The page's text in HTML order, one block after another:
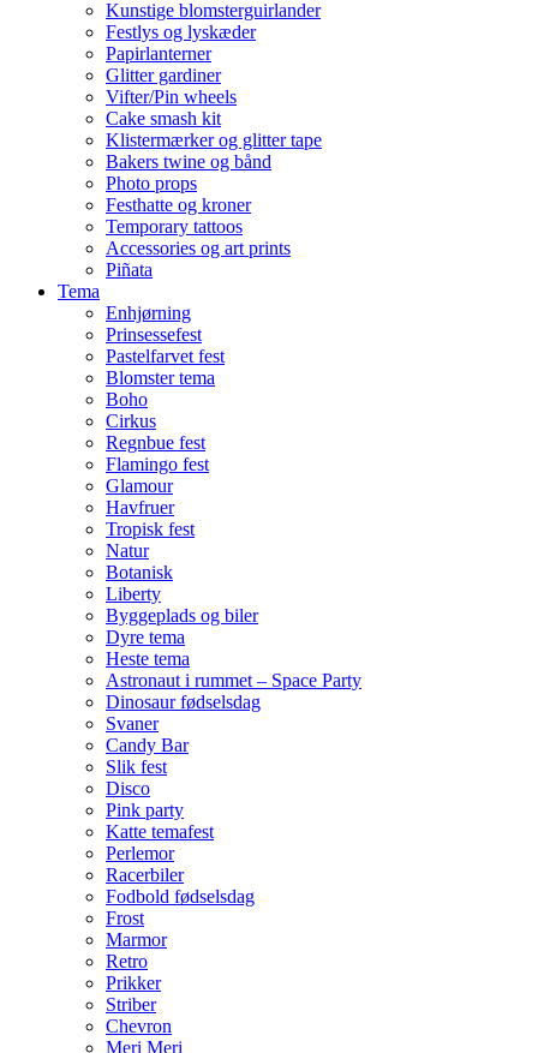
Kunstige blomsterguirlander
Festlys og lyskæder
Papirlanterner
Glitter gardiner
Vifter/Pin wheels
Cake smash kit
Klistermærker og glitter tape
Bakers twine og bånd
Photo props
Festhatte og kroner
Temporary tattoos
Accessories og art prints
Piñata
Tema
Enhjørning
Prinsessefest
Pastelfarvet fest
Blomster tema
Boho
Cirkus
Regnbue fest
Flamingo fest
Glamour
Havfruer
Tropisk fest
Natur
Botanisk
Liberty
Byggeplads og biler
Dyre tema
Heste tema
Astronaut i rummet – Space Party
Dinosaur fødselsdag
Svaner
Candy Bar
Slik fest
Disco
Pink party
Katte temafest
Perlemor
Racerbiler
Fodbold fødselsdag
Frost
Marmor
Retro
Prikker
Striber
Chevron
Meri Meri